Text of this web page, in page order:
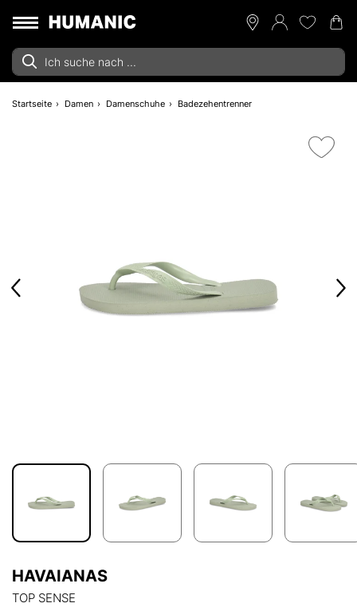
Startseite Damen Damenschuhe Badezehentrenner
HAVAIANAS
TOP SENSE